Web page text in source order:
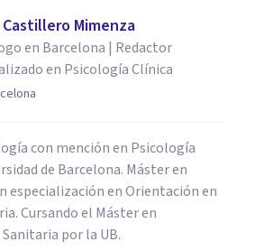
Castillero Mimenza
en Barcelona | Redactor
en Psicología Clínica
con mención en Psicología
de Barcelona. Máster en
especialización en Orientación en
Cursando el Máster en
por la UB.